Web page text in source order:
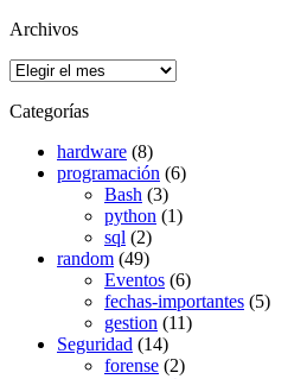
Archivos
Archivos
Categorías
hardware (8)
programación (6)
Bash (3)
python (1)
sql (2)
random (49)
Eventos (6)
fechas-importantes (5)
gestion (11)
Seguridad (14)
forense (2)